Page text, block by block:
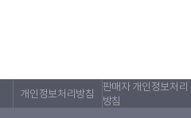
개인정보처리방침
판매자 개인정보처리
방침